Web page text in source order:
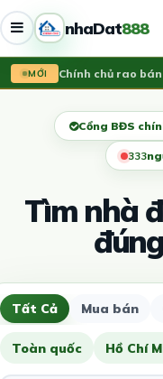
nhaDat888
MỚI
đăng: Chính chủ rao bán
Cổng BĐS
332
Tìm nhà
Tất Cả Mua bán
Toàn quốc Hồ Chí